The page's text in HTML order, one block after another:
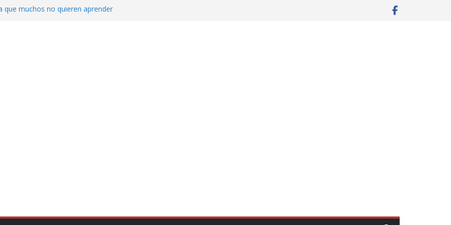
que muchos no quieren aprender